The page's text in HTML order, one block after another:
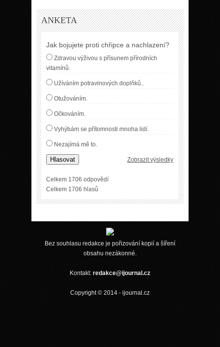
ANKETA
Jak bojujete proti chřipce a nachlazení?
Zdravou výživou s přísunem přírodních
vitamínů.
Užíváním potravinových doplňků..
Otužováním.
Očkováním.
Vyhýbám se přítomnosti mnoha lidí.
Nezajímá mě to.
Hlasovat Zobrazit výsledky
Celkem 1706 odpovědí
Celkem 1706 hlasů
Bez souhlasu redakce je pořizování kopií a šíření
obsahu nezákonné.
Kontakt: redakce@ijournal.cz
Copyright © 2014 - ijournal.cz